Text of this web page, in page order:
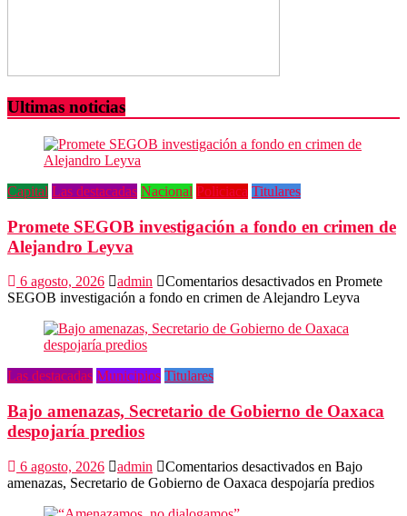
Ultimas noticias
Capital Las destacadas Nacional Policiaca Titulares
Promete SEGOB investigación a fondo en crimen de
Alejandro Leyva
6 agosto, 2026 admin Comentarios desactivados en Promete
SEGOB investigación a fondo en crimen de Alejandro Leyva
Las destacadas Municipios Titulares
Bajo amenazas, Secretario de Gobierno de Oaxaca
despojaría predios
6 agosto, 2026 admin Comentarios desactivados en Bajo
amenazas, Secretario de Gobierno de Oaxaca despojaría predios